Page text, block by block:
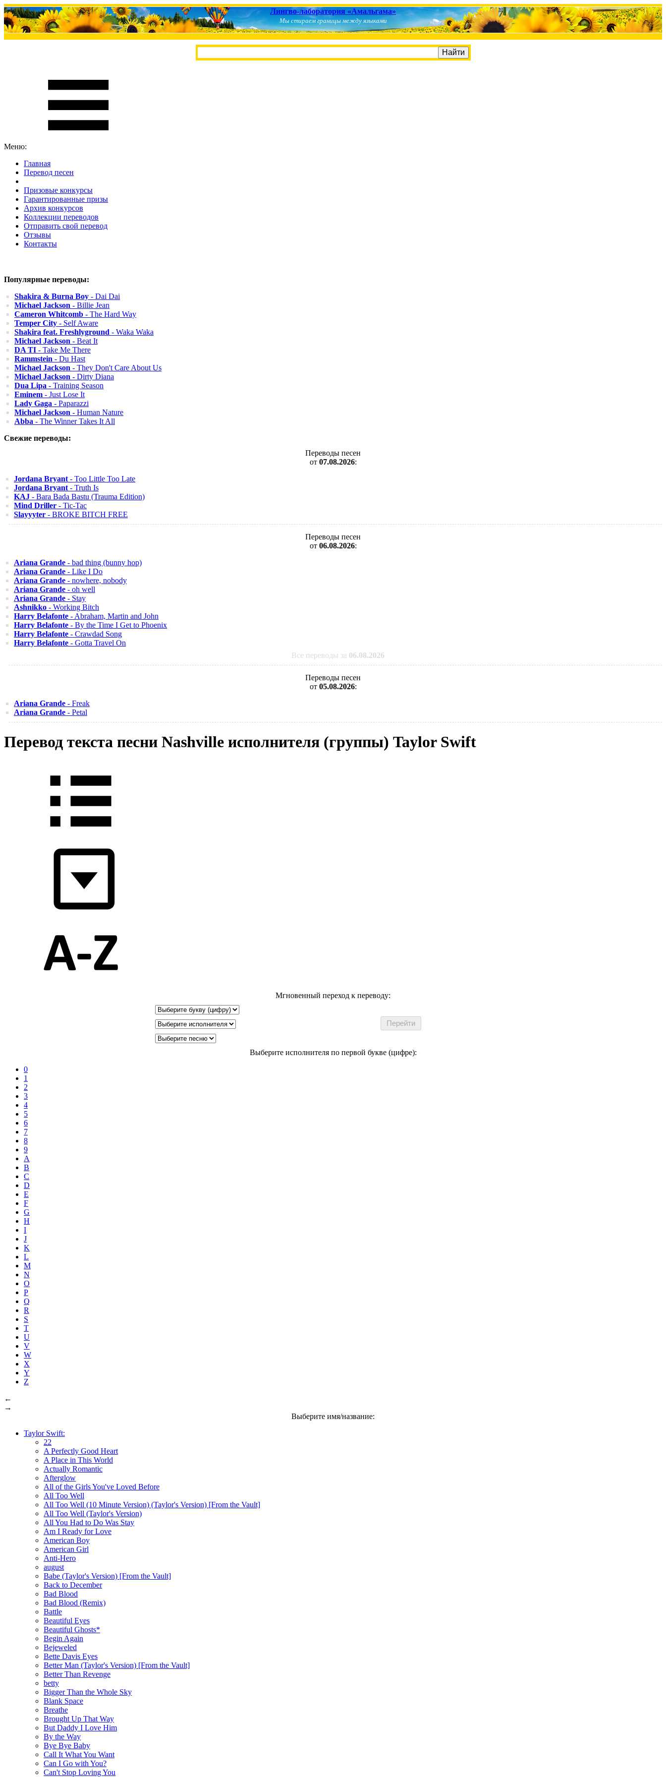
Лингво-лаборатория «Амальгама»
Мы стираем границы между языками
Меню:
Главная
Перевод песен
Призовые конкурсы
Гарантированные призы
Архив конкурсов
Коллекции переводов
Отправить свой перевод
Отзывы
Контакты
Популярные переводы:
Shakira & Burna Boy - Dai Dai
Michael Jackson - Billie Jean
Cameron Whitcomb - The Hard Way
Temper City - Self Aware
Shakira feat. Freshlyground - Waka Waka
Michael Jackson - Beat It
DA TI - Take Me There
Rammstein - Du Hast
Michael Jackson - They Don't Care About Us
Michael Jackson - Dirty Diana
Dua Lipa - Training Season
Eminem - Just Lose It
Lady Gaga - Paparazzi
Michael Jackson - Human Nature
Abba - The Winner Takes It All
Свежие переводы:
Переводы песен
от 07.08.2026:
Jordana Bryant - Too Little Too Late
Jordana Bryant - Truth Is
KAJ - Bara Bada Bastu (Trauma Edition)
Mind Driller - Tic-Tac
Slayyyter - BROKE BITCH FREE
Переводы песен
от 06.08.2026:
Ariana Grande - bad thing (bunny hop)
Ariana Grande - Like I Do
Ariana Grande - nowhere, nobody
Ariana Grande - oh well
Ariana Grande - Stay
Ashnikko - Working Bitch
Harry Belafonte - Abraham, Martin and John
Harry Belafonte - By the Time I Get to Phoenix
Harry Belafonte - Crawdad Song
Harry Belafonte - Gotta Travel On
Все переводы за 06.08.2026
Переводы песен
от 05.08.2026:
Ariana Grande - Freak
Ariana Grande - Petal
Перевод текста песни Nashville исполнителя (группы) Taylor Swift
Мгновенный переход к переводу:
Выберите исполнителя по первой букве (цифре):
0
1
2
3
4
5
6
7
8
9
A
B
C
D
E
F
G
H
I
J
K
L
M
N
O
P
Q
R
S
T
U
V
W
X
Y
Z
←
→
Выберите имя/название:
Taylor Swift:
22
A Perfectly Good Heart
A Place in This World
Actually Romantic
Afterglow
All of the Girls You've Loved Before
All Too Well
All Too Well (10 Minute Version) (Taylor's Version) [From the Vault]
All Too Well (Taylor's Version)
All You Had to Do Was Stay
Am I Ready for Love
American Boy
American Girl
Anti-Hero
august
Babe (Taylor's Version) [From the Vault]
Back to December
Bad Blood
Bad Blood (Remix)
Battle
Beautiful Eyes
Beautiful Ghosts*
Begin Again
Bejeweled
Bette Davis Eyes
Better Man (Taylor's Version) [From the Vault]
Better Than Revenge
betty
Bigger Than the Whole Sky
Blank Space
Breathe
Brought Up That Way
But Daddy I Love Him
By the Way
Bye Bye Baby
Call It What You Want
Can I Go with You?
Can't Stop Loving You